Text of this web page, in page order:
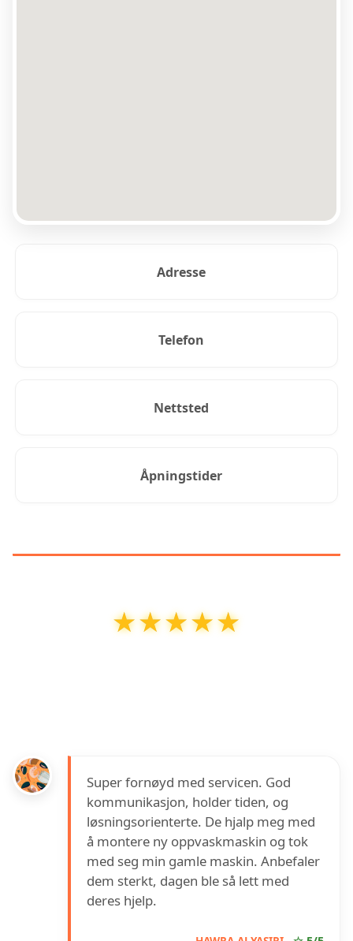
Adresse
Telefon
Nettsted
Åpningstider
★★★★★
★★★★★
Super fornøyd med servicen. God
kommunikasjon, holder tiden, og
løsningsorienterte. De hjalp meg med
å montere ny oppvaskmaskin og tok
med seg min gamle maskin. Anbefaler
dem sterkt, dagen ble så lett med
deres hjelp.